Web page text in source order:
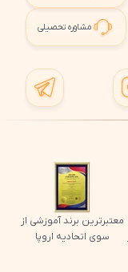
مشاوره تحصیلی
معتبرترین برند آموزشی از
سوی اتحادیه اروپا